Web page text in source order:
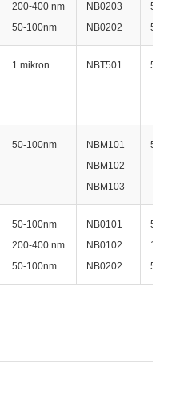
200-400 nm
50-100nm
NB0203
NB0202
50
50
1 mikron NBT501 5 mg/
50-100nm
NBM101
NBM102
NBM103
50
50-100nm
200-400 nm
50-100nm
NB0101
NB0102
NB0202
50
100
50